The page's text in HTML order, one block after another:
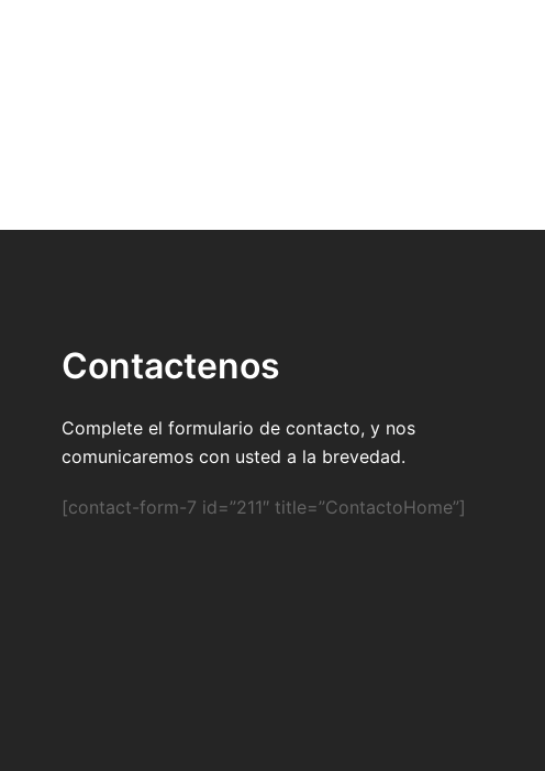
Contactenos
Complete el formulario de contacto, y nos
comunicaremos con usted a la brevedad.
[contact-form-7 id=”211″ title=”ContactoHome”]